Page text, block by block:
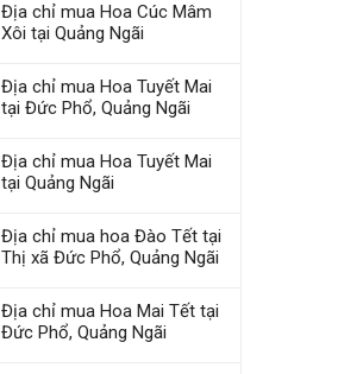
Địa chỉ mua Hoa Cúc Mâm
Xôi tại Quảng Ngãi
Địa chỉ mua Hoa Tuyết Mai
tại Đức Phổ, Quảng Ngãi
Địa chỉ mua Hoa Tuyết Mai
tại Quảng Ngãi
Địa chỉ mua hoa Đào Tết tại
Thị xã Đức Phổ, Quảng Ngãi
Địa chỉ mua Hoa Mai Tết tại
Đức Phổ, Quảng Ngãi